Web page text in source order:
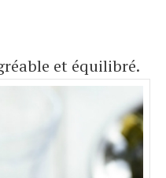
et équilibré.